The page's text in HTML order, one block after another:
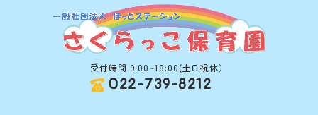
受付時間 9:00~18:00(土日祝休）
022-739-8212